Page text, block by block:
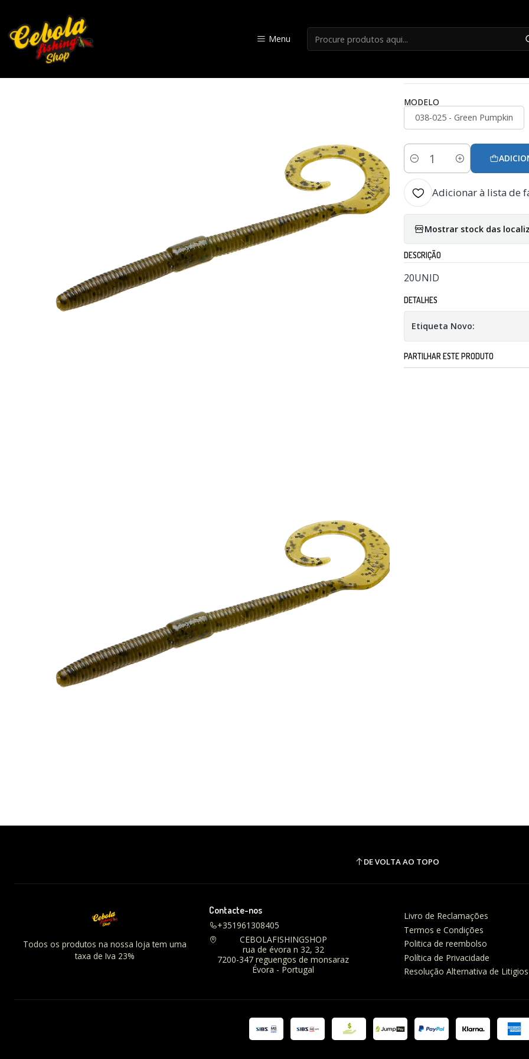
Menu
|
MODELO
038-025 - Green Pumpkin
Quantidade
Adicionar à lista de
Mostrar stock das
DESCRIÇÃO
20UNID
DETALHES
Etiqueta Novo:
PARTILHAR ESTE PRODUTO
DE VOLTA AO TOPO
Todos os produtos na nossa loja tem uma
taxa de Iva 23%
Contacte-nos
+351961308405
CEBOLAFISHINGSHOP
rua de évora n 32, 32
7200-347 reguengos de monsaraz
Évora - Portugal
Livro de Reclamações
Termos e Condições
Politica de reembolso
Política de Privacidade
Resolução Alternativa de Litigios